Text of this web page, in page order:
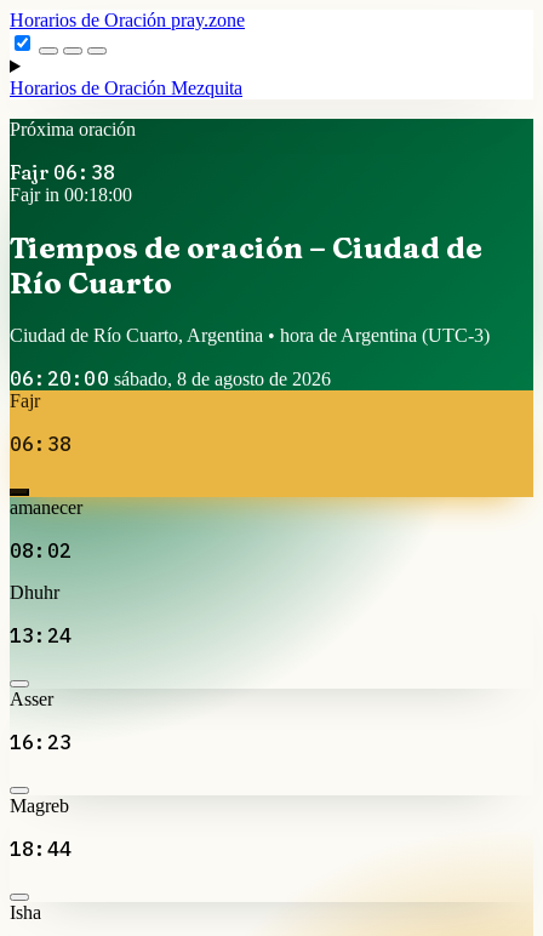
Horarios de Oración pray.zone
Horarios de Oración Mezquita
Próxima oración
Fajr 06:38
Fajr in 00:18:00
Tiempos de oración – Ciudad de
Río Cuarto
Ciudad de Río Cuarto, Argentina • hora de Argentina (UTC-3)
06:20:00 sábado, 8 de agosto de 2026
Fajr
06:38
amanecer
08:02
Dhuhr
13:24
Asser
16:23
Magreb
18:44
Isha